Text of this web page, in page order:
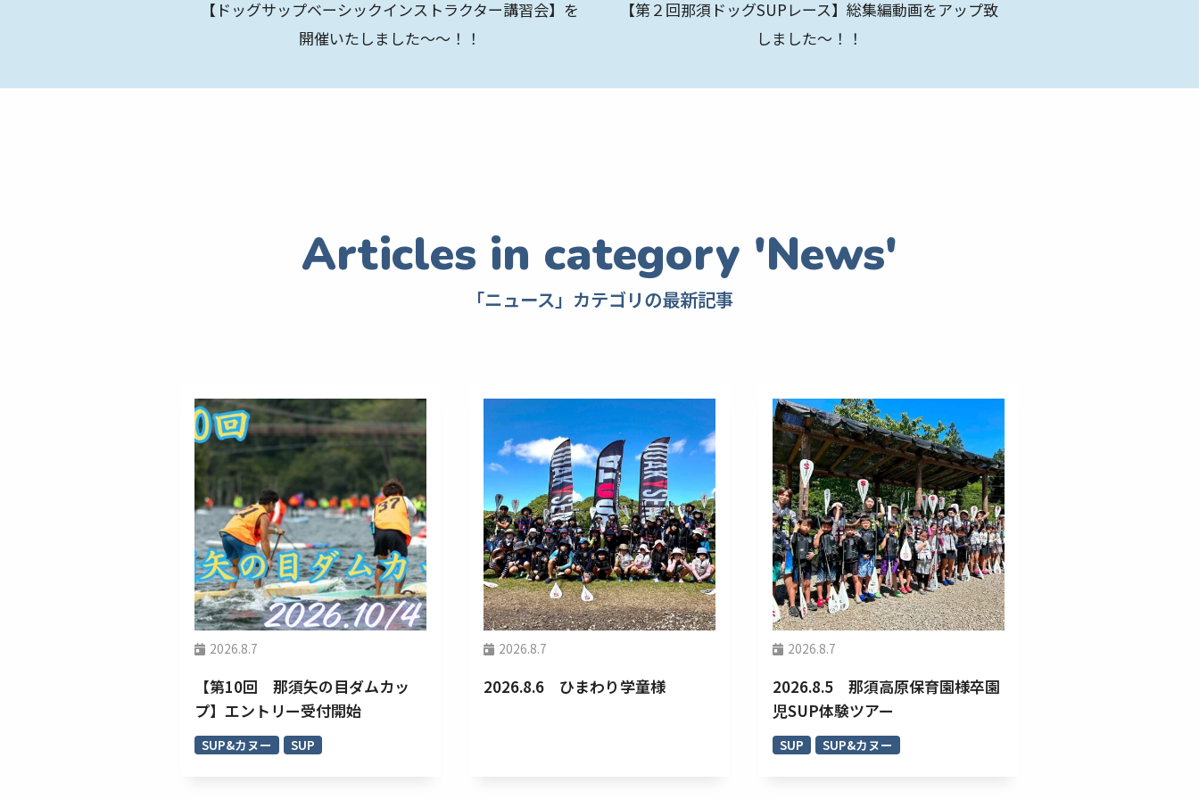
【ドッグサップベーシックインストラクター講習会】を
開催いたしました～～！！
【第２回那須ドッグSUPレース】総集編動画をアップ致
しました～！！
「ニュース」カテゴリの最新記事
2026.8.7
【第10回 那須矢の目ダムカッ
プ】エントリー受付開始
SUP&カヌー SUP
2026.8.7
2026.8.6 ひまわり学童様
2026.8.7
2026.8.5 那須高原保育園様卒園
児SUP体験ツアー
SUP SUP&カヌー